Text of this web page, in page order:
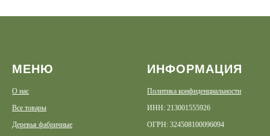
МЕНЮ
О нас
Все товары
Деревья фабричные
ИНФОРМАЦИЯ
Политика конфиденциальности
ИНН: 213001555926
ОГРН: 324508100096094